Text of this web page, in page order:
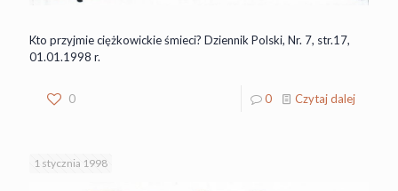
Kto przyjmie ciężkowickie śmieci? Dziennik Polski, Nr. 7, str.17,
01.01.1998 r.
0 0 Czytaj dalej
1 stycznia 1998